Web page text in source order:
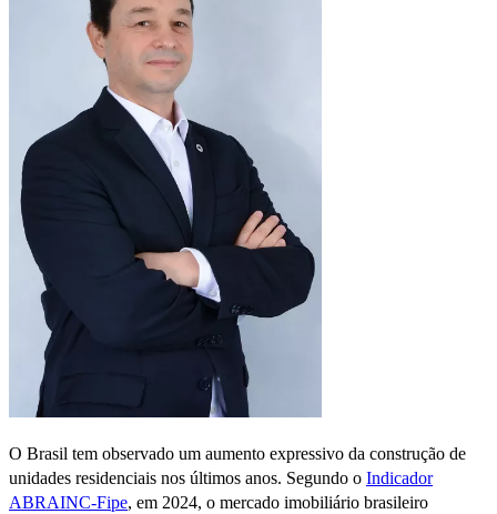
O Brasil tem observado um aumento expressivo da construção de
unidades residenciais nos últimos anos. Segundo o Indicador
ABRAINC-Fipe, em 2024, o mercado imobiliário brasileiro